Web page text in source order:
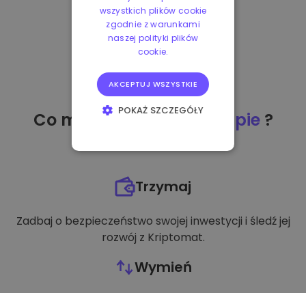
Co mogę zrobićpo zakupie?
Trzymaj
Zadbaj o bezpieczeństwo swojej inwestycji i śledź jej
rozwój z Kriptomat.
Wymień
wszystkich plików cookie
zgodnie z warunkami
naszej polityki plików
cookie.
AKCEPTUJ WSZYSTKIE
POKAŻ SZCZEGÓŁY
TARGETOWANIE
FUNKCJONALNOŚĆ